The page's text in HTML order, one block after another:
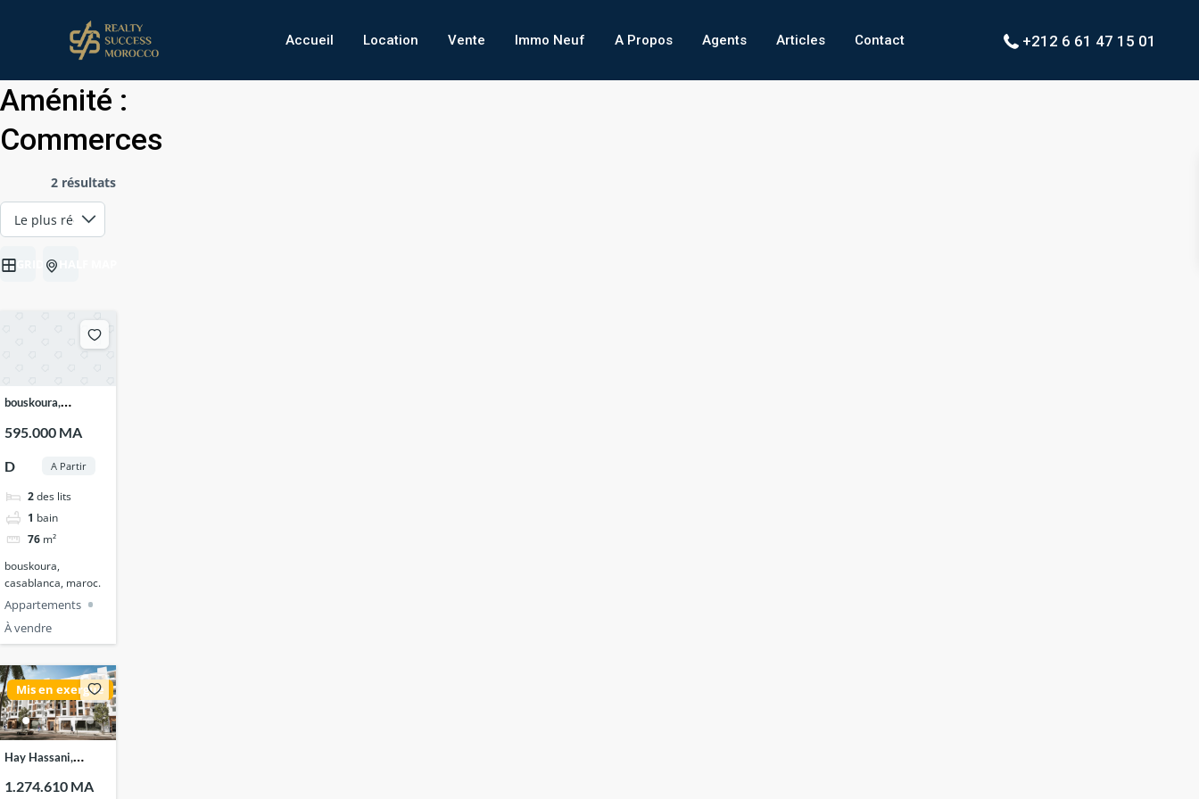
Accueil Location Vente Immo Neuf A Propos Agents Articles Contact +212 6 61 47 15 01
Aménité :
Commerces
2 résultats
bouskoura,
casablanca, maroc.
595.000 MA
D
A Partir
2des lits
1 bain
76 m²
bouskoura,
casablanca, maroc.
Appartements
À vendre
Mis en exergue
Hay Hassani,
Casablanca, Maroc
1.274.610 MA